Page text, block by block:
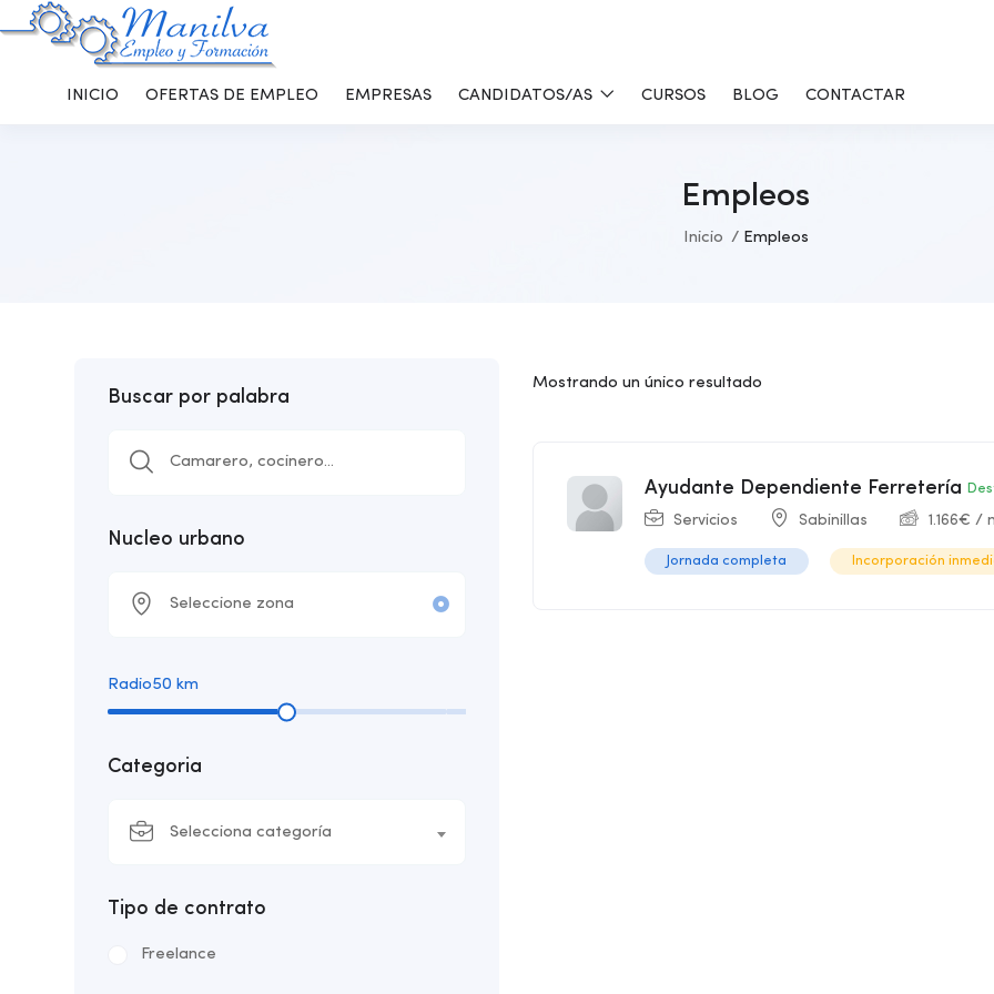
INICIO OFERTAS DE EMPLEO EMPRESAS CANDIDATOS/AS CURSOS BLOG CONTACTAR
Empleos
Inicio Empleos
Buscar por palabra
Nucleo urbano
Radio50 km
Categoria
Selecciona categoría
Tipo de contrato
Freelance
Mostrando un único resultado
Ayudante Dependiente Ferretería
Servicios Sabinillas 1.166€ /
Jornada completa Incorporación